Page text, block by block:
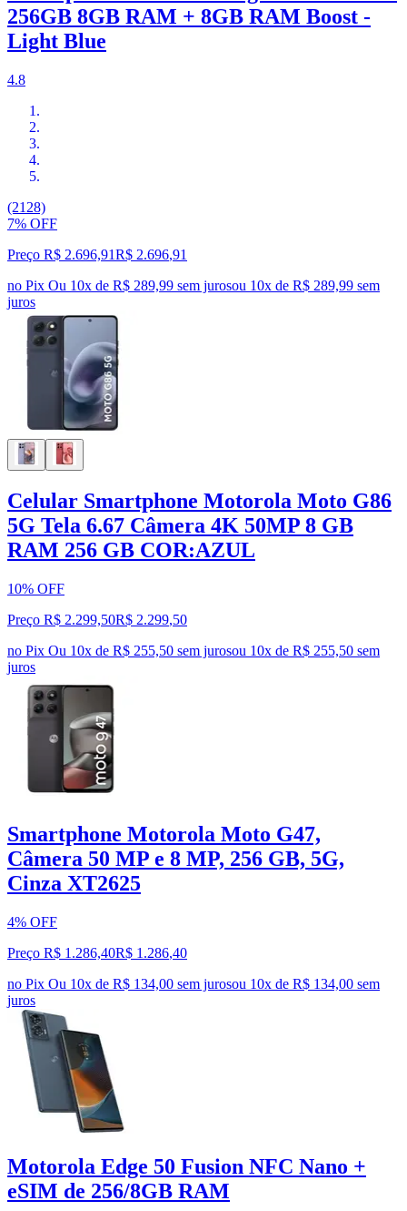
256GB 8GB RAM + 8GB RAM Boost -
Light Blue
4.8
(2128)
7% OFF
Preço R$ 2.696,91R$ 2.696,91
no Pix Ou 10x de R$ 289,99 sem jurosou 10x de R$ 289,99 sem
juros
Celular Smartphone Motorola Moto G86
5G Tela 6.67 Câmera 4K 50MP 8 GB
RAM 256 GB COR:AZUL
10% OFF
Preço R$ 2.299,50R$ 2.299,50
no Pix Ou 10x de R$ 255,50 sem jurosou 10x de R$ 255,50 sem
juros
Smartphone Motorola Moto G47,
Câmera 50 MP e 8 MP, 256 GB, 5G,
Cinza XT2625
4% OFF
Preço R$ 1.286,40R$ 1.286,40
no Pix Ou 10x de R$ 134,00 sem jurosou 10x de R$ 134,00 sem
juros
Motorola Edge 50 Fusion NFC Nano +
eSIM de 256/8GB RAM